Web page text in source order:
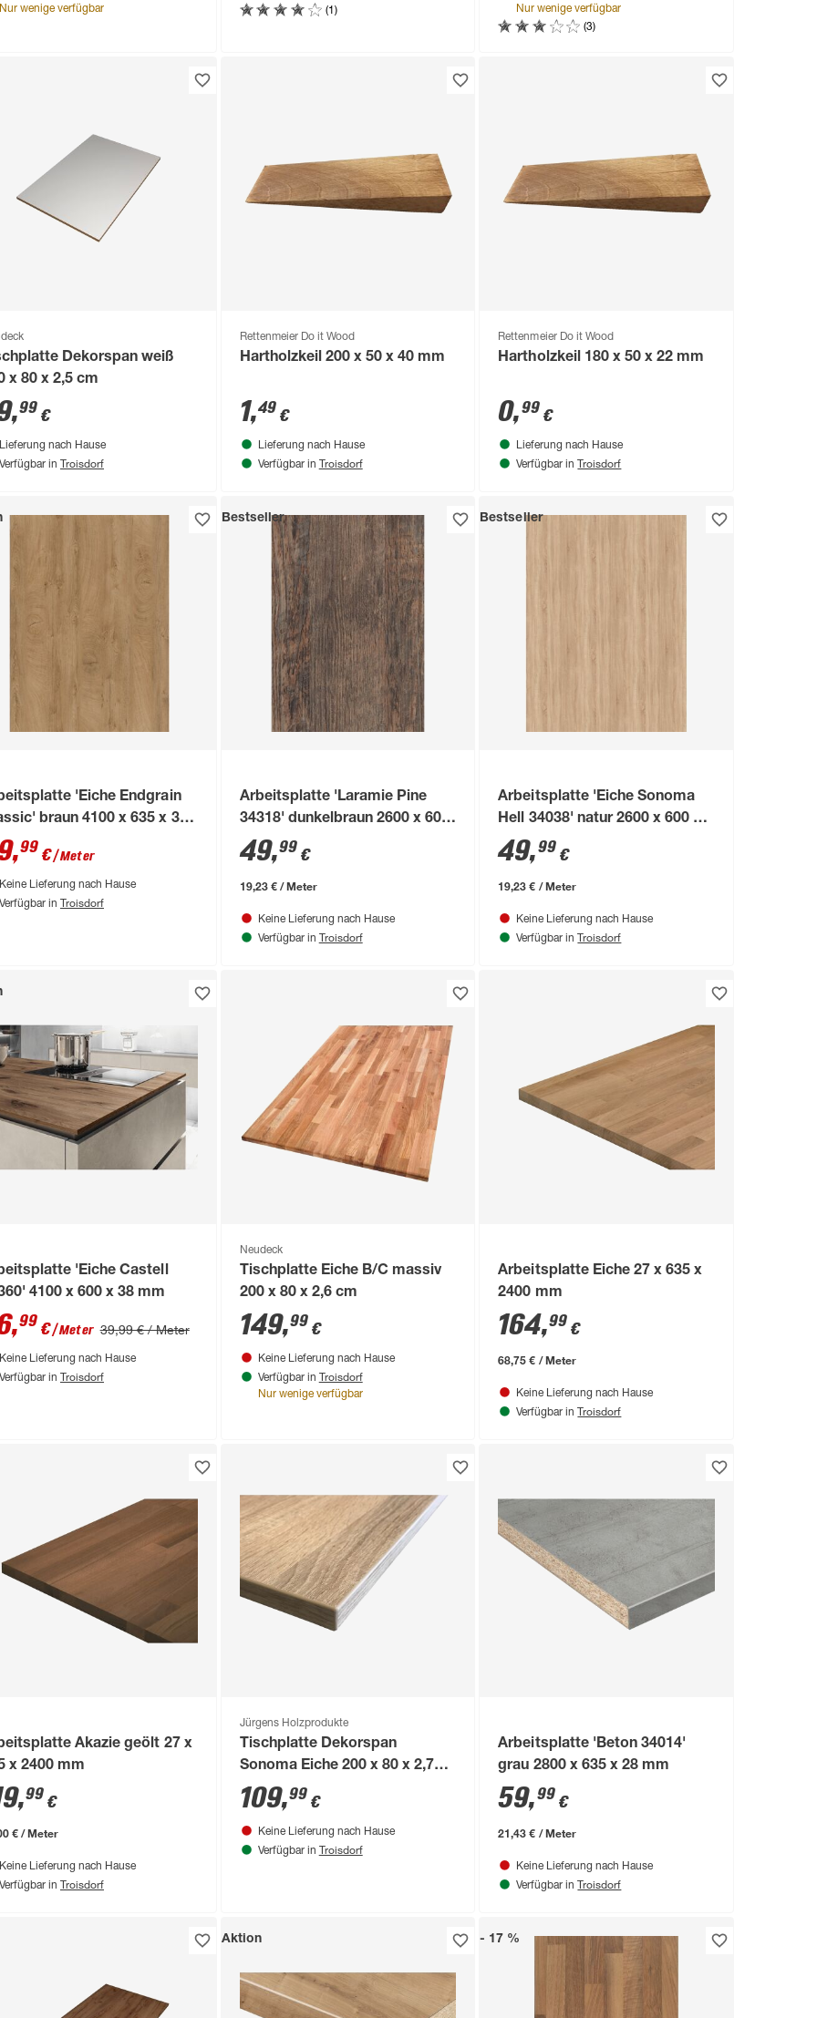
Nur wenige verfügbar
(1)
Nur wenige verfügbar
(3)
Dekorspan weiß
x 80 x 2,5 cm
,99 €
Lieferung nach Hause
Verfügbar in Troisdorf
Rettenmeier Do it Wood
Hartholzkeil 200 x 50 x 40 mm
1,49€
Lieferung nach Hause
Verfügbar in Troisdorf
Rettenmeier Do it Wood
Hartholzkeil 180 x 50 x 22 mm
0,99 €
Lieferung nach Hause
Verfügbar in Troisdorf
'Eiche Endgrain
braun 4100 x 635 x 38
,99 €/ Meter
Keine Lieferung nach Hause
Verfügbar in Troisdorf
Bestseller
Arbeitsplatte 'Laramie Pine
34318' dunkelbraun 2600 x 600
x 28 mm
49,99€
19,23 € / Meter
Keine Lieferung nach Hause
Verfügbar in Troisdorf
Bestseller
Arbeitsplatte 'Eiche Sonoma
Hell 34038' natur 2600 x 600 x
28 mm
49,99 €
19,23 € / Meter
Keine Lieferung nach Hause
Verfügbar in Troisdorf
'Eiche Castell
4100 x 600 x 38 mm
,99 €/ Meter 39,99 € / Meter
Keine Lieferung nach Hause
Verfügbar in Troisdorf
Neudeck
Tischplatte Eiche B/C massiv
200 x 80 x 2,6 cm
149,99€
Keine Lieferung nach Hause
Verfügbar in Troisdorf
Nur wenige verfügbar
Arbeitsplatte Eiche 27 x 635 x
2400 mm
164,99 €
68,75 € / Meter
Keine Lieferung nach Hause
Verfügbar in Troisdorf
Akazie geölt 27 x
x 2400 mm
,99 €
€ / Meter
Keine Lieferung nach Hause
Verfügbar in Troisdorf
Jürgens Holzprodukte
Tischplatte Dekorspan
Sonoma Eiche 200 x 80 x 2,7
cm
109,99€
Keine Lieferung nach Hause
Verfügbar in Troisdorf
Arbeitsplatte 'Beton 34014'
grau 2800 x 635 x 28 mm
59,99 €
21,43 € / Meter
Keine Lieferung nach Hause
Verfügbar in Troisdorf
Aktion - 17 %